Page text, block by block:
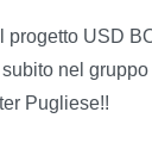
progetto USD
nel
Pugliese!!